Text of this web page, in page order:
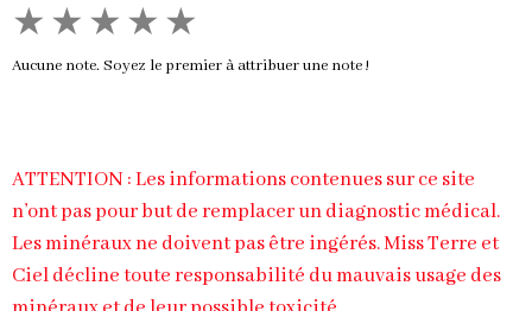
★ ★ ★ ★ ★
Aucune note. Soyez le premier à attribuer une note !
ATTENTION : Les informations contenues sur ce site
n’ont pas pour but de remplacer un diagnostic médical.
Les minéraux ne doivent pas être ingérés. Miss Terre et
Ciel décline toute responsabilité du mauvais usage des